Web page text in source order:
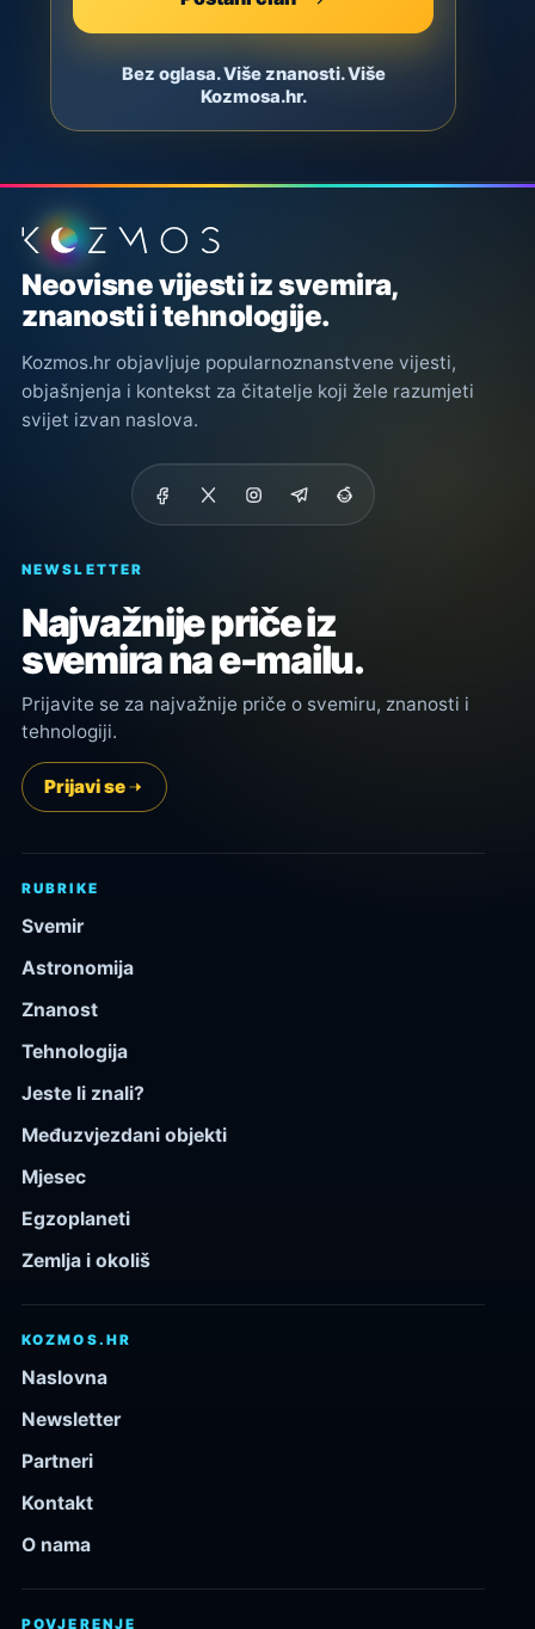
Bez oglasa. Više znanosti. Više
Kozmosa.hr.
Podnožje stranice
Neovisne vijesti iz svemira,
znanosti i tehnologije.
Kozmos.hr objavljuje popularnoznanstvene vijesti,
objašnjenja i kontekst za čitatelje koji žele razumjeti
svijet izvan naslova.
NEWSLETTER
Najvažnije priče iz
svemira na e-mailu.
Prijavite se za najvažnije priče o svemiru, znanosti i
tehnologiji.
Prijavi se
RUBRIKE
Svemir
Astronomija
Znanost
Tehnologija
Jeste li znali?
Međuzvjezdani objekti
Mjesec
Egzoplaneti
Zemlja i okoliš
KOZMOS.HR
Naslovna
Newsletter
Partneri
Kontakt
O nama
POVJERENJE